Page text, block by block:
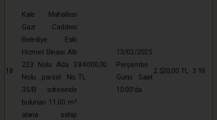
18
Kale Mahallesi
Gazi Caddesi
Belediye Eski
Hizmet Binası Altı
223 Nolu Ada 3
Nolu parsel No:
35/B adresinde
bulunan 11.00 m²
alana sahip
84.000,00
TL
13/02/2025
Perşembe
Günü Saat
10:00’da
2.520,00 TL 3 Yıl